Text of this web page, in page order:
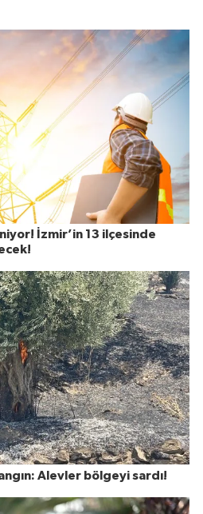
İzmir’in 13 ilçesinde
Alevler bölgeyi sardı!